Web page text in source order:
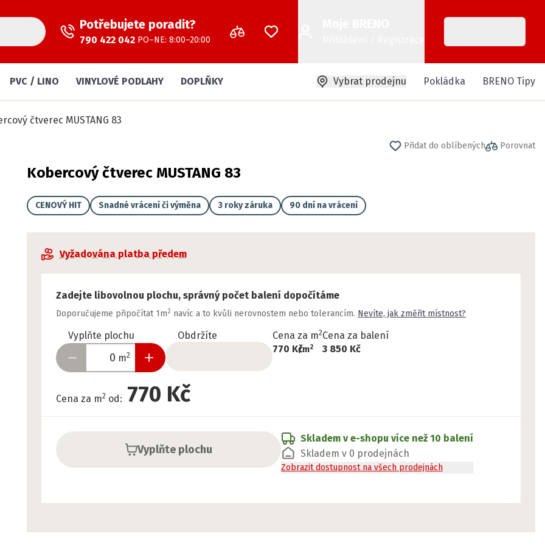
Potřebujete poradit?
790 422 042 PO–NE: 8:00–20:00
PVC / LINO VINYLOVÉ PODLAHY DOPLŇKY Vybrat prodejnu Pokládka BRENO Tipy
čtverec MUSTANG 83
Přidat do oblíbených Porovnat
Kobercový čtverec MUSTANG 83
CENOVÝ HIT Snadné vrácení či výměna 3 roky záruka 90 dní na vrácení
Vyžadována platba předem
Zadejte libovolnou plochu, správný počet balení dopočítáme
Doporučujeme připočítat 1m2 navíc a to kvůli nerovnostem nebo tolerancím. Nevíte, jak změřit místnost?
Vyplňte plochu
m2
Obdržíte Cena za m2
770 Kč
/m2
Cena za balení
3 850 Kč
Cena za m2 od: 770 Kč
Vyplňte plochu
Skladem v e-shopu více než 10 balení
Skladem v 0 prodejnách
Zobrazit dostupnost na všech prodejnách